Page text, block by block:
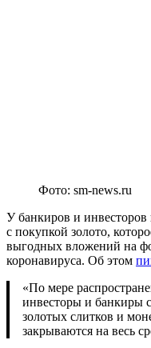
Фото: sm-news.ru
У банкиров и
с покупкой золото,
выгодных вложений на
коронавируса. Об этом
«По мере
инвесторы и банкиры
золотых слитков и
закрываются на весь